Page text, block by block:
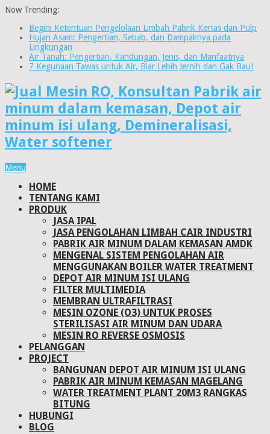
Now Trending:
Begini Ketentuan Pengelolaan Limbah Pabrik Kertas dan Pulp
Hujan Asam: Pengertian, Sebab, dan Dampaknya pada
Lingkungan
Air Tanah: Pengertian, Kandungan, Jenis, dan Manfaatnya
7 Kegunaan Tawas untuk Air, Biar Lebih Jernih dan Gak Bau!
Menu
HOME
TENTANG KAMI
PRODUK
JASA IPAL
JASA PENGOLAHAN LIMBAH CAIR INDUSTRI
PABRIK AIR MINUM DALAM KEMASAN AMDK
MENGENAL SISTEM PENGOLAHAN AIR
MENGGUNAKAN BOILER WATER TREATMENT
DEPOT AIR MINUM ISI ULANG
FILTER MULTIMEDIA
MEMBRAN ULTRAFILTRASI
MESIN OZONE (O3) UNTUK PROSES
STERILISASI AIR MINUM DAN UDARA
MESIN RO REVERSE OSMOSIS
PELANGGAN
PROJECT
BANGUNAN DEPOT AIR MINUM ISI ULANG
PABRIK AIR MINUM KEMASAN MAGELANG
WATER TREATMENT PLANT 20M3 RANGKAS
BITUNG
HUBUNGI
BLOG